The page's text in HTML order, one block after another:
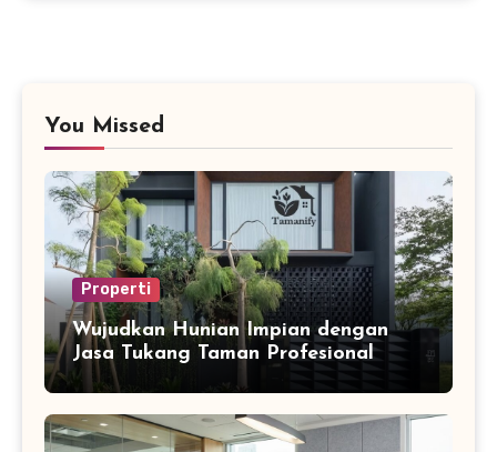
You Missed
Properti
Wujudkan Hunian Impian dengan
Jasa Tukang Taman Profesional